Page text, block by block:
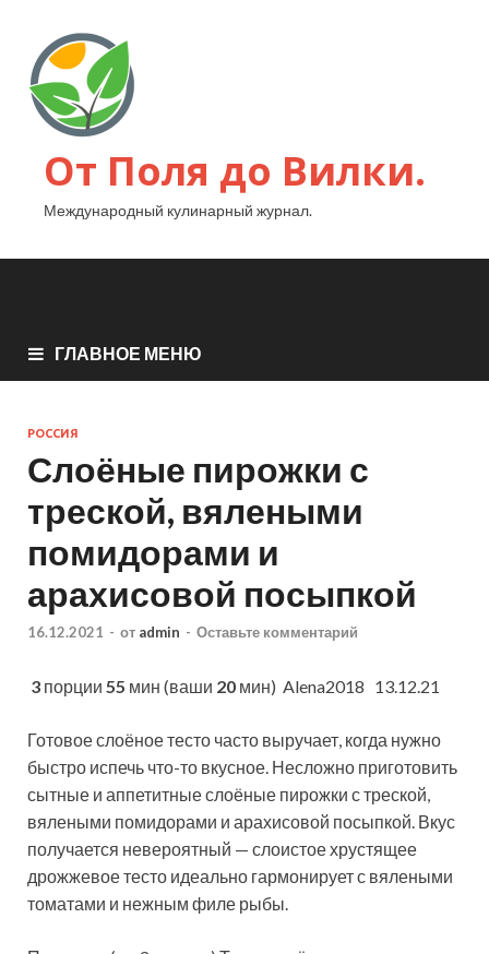
От Поля до Вилки.
Международный кулинарный журнал.
ГЛАВНОЕ МЕНЮ
РОССИЯ
Слоёные пирожки с
треской, вялеными
помидорами и
арахисовой посыпкой
16.12.2021 - от admin - Оставьте комментарий
3 порции 55 мин (ваши 20 мин) Alena2018 13.12.21
Готовое слоёное тесто часто выручает, когда нужно
быстро испечь что-то вкусное. Несложно приготовить
сытные и аппетитные слоёные пирожки с треской,
вялеными помидорами и арахисовой посыпкой. Вкус
получается невероятный — слоистое хрустящее
дрожжевое тесто идеально гармонирует с вялеными
томатами и нежным филе рыбы.